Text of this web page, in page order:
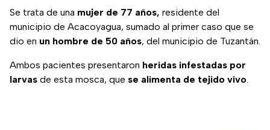
Se trata de una mujer de 77 años, residente del
municipio de Acacoyagua, sumado al primer caso que se
dio en un hombre de 50 años, del municipio de Tuzantán.
Ambos pacientes presentaron heridas infestadas por
larvas de esta mosca, que se alimenta de tejido vivo.